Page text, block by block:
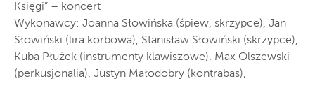
Księgi” – koncert
Wykonawcy: Joanna Słowińska (śpiew, skrzypce), Jan
Słowiński (lira korbowa), Stanisław Słowiński (skrzypce),
Kuba Płużek (instrumenty klawiszowe), Max Olszewski
(perkusjonalia), Justyn Małodobry (kontrabas),